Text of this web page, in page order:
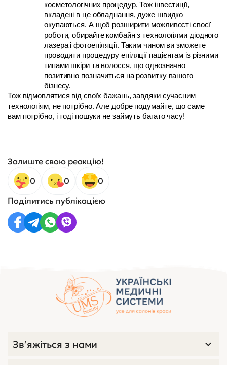
косметологічних процедур. Тож інвестиції,
вкладені в це обладнання, дуже швидко
окупаються. А щоб розширити можливості своєї
роботи, обирайте комбайн з технологіями діодного
лазера і фотоепіляції. Таким чином ви зможете
проводити процедуру епіляції пацієнтам із різними
типами шкіри та волосся, що однозначно
позитивно позначиться на розвитку вашого
бізнесу.
Тож відмовлятися від своїх бажань, завдяки сучасним
технологіям, не потрібно. Але добре подумайте, що саме
вам потрібно, і тоді пошуки не займуть багато часу!
Залиште свою реакцію!
0
0
0
Поділитись публікацією
Зв’яжіться з нами